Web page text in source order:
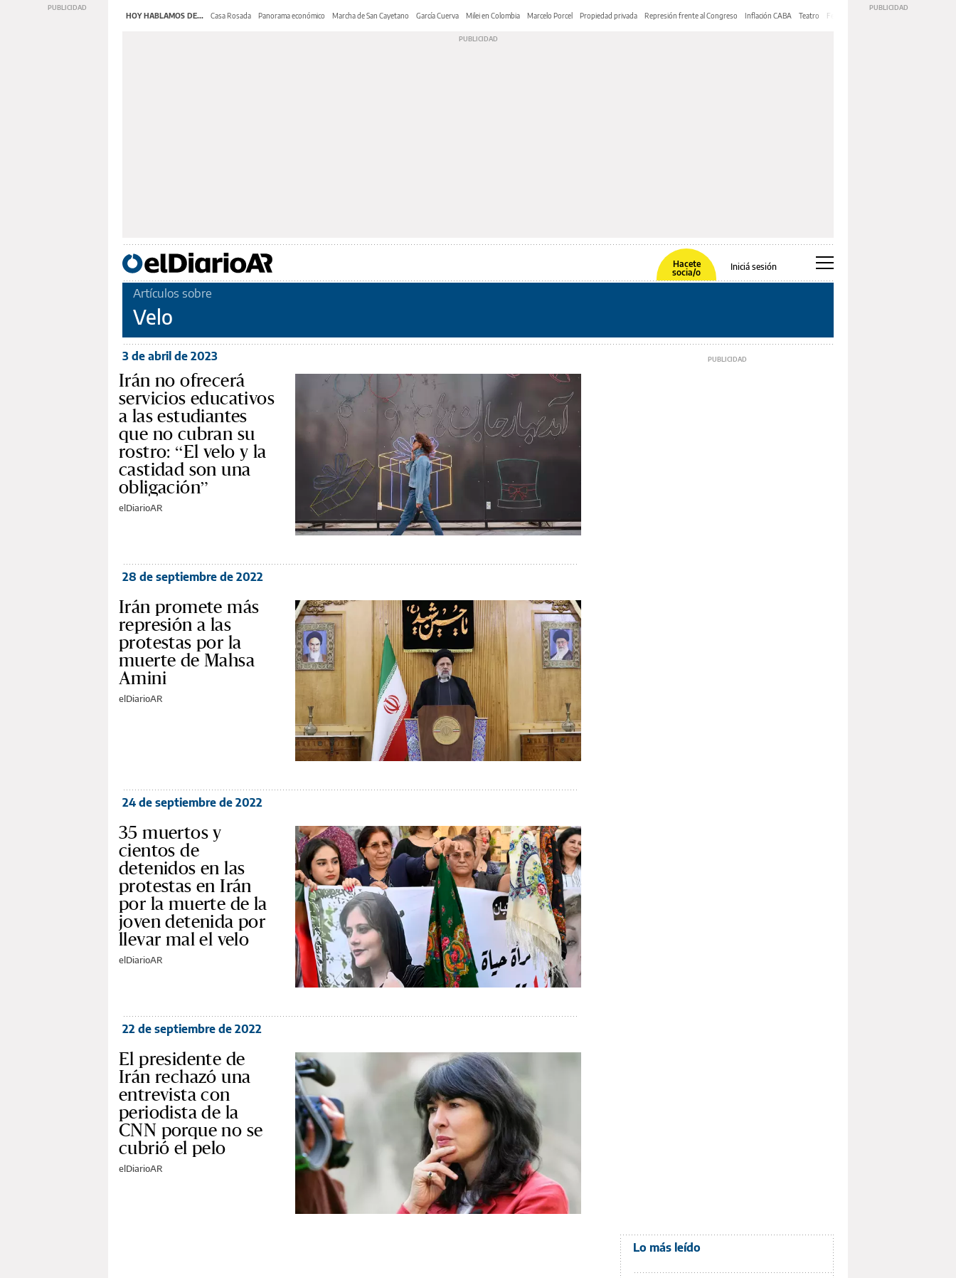
HOY HABLAMOS DE... Casa Rosada Panorama económico Marcha de San Cayetano García Cuerva Milei en Colombia Marcelo Porcel Propiedad privada Represión frente al Congreso Inflación CABA Teatro Feria de Editores
Hacete
socia/o
Iniciá sesión
Artículos sobre
Velo
3 de abril de 2023
Irán no ofrecerá
servicios educativos
a las estudiantes
que no cubran su
rostro: “El velo y la
castidad son una
obligación”
elDiarioAR
28 de septiembre de 2022
Irán promete más
represión a las
protestas por la
muerte de Mahsa
Amini
elDiarioAR
24 de septiembre de 2022
35 muertos y
cientos de
detenidos en las
protestas en Irán
por la muerte de la
joven detenida por
llevar mal el velo
elDiarioAR
22 de septiembre de 2022
El presidente de
Irán rechazó una
entrevista con
periodista de la
CNN porque no se
cubrió el pelo
elDiarioAR
Lo más leído